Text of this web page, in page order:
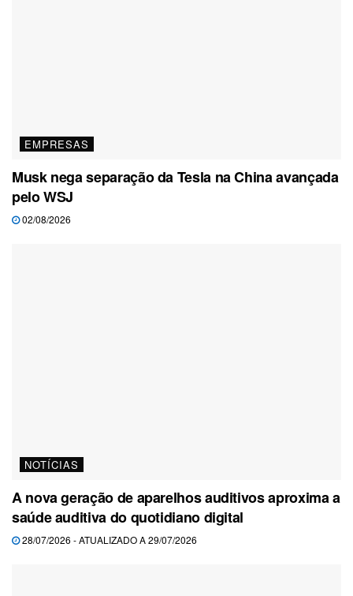
EMPRESAS
Musk nega separação da Tesla na China avançada
pelo WSJ
02/08/2026
NOTÍCIAS
A nova geração de aparelhos auditivos aproxima a
saúde auditiva do quotidiano digital
28/07/2026 - ATUALIZADO A 29/07/2026